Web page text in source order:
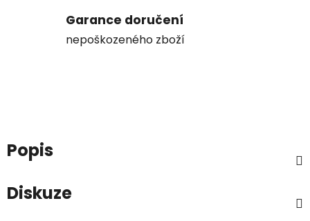
Garance doručení
nepoškozeného zboží
Popis
Diskuze